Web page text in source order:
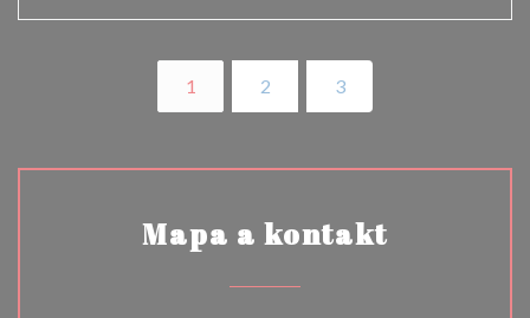
1 2 3
Mapa a kontakt